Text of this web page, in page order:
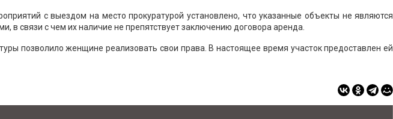
с выездом на место прокуратурой установлено, что указанные объекты не являются
в связи с чем их наличие не препятствует заключению договора аренда.
позволило женщине реализовать свои права. В настоящее время участок предоставлен ей